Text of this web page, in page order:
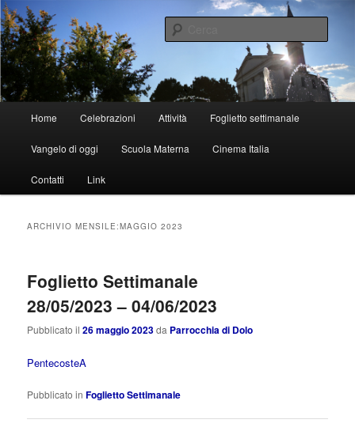
Vai
al
contenuto
principale
Vai
al
contenuto
secondarioParrocchia di Dolo
principale
Home Celebrazioni Attività Foglietto settimanale
Vangelo di oggi Scuola Materna Cinema Italia
Contatti Link
ARCHIVIO MENSILE:MAGGIO 2023
Foglietto Settimanale
28/05/2023 – 04/06/2023
Pubblicato il26 maggio 2023da Parrocchia di Dolo
PentecosteA
Pubblicato in Foglietto Settimanale